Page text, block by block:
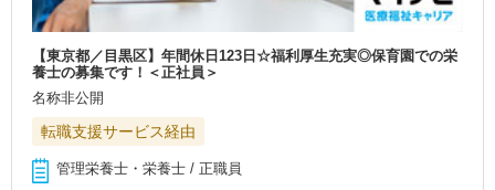
【東京都／目黒区】年間休日123日☆福利厚生充実◎保育園での栄
養士の募集です！＜正社員＞
名称非公開
転職支援サービス経由
管理栄養士・栄養士 / 正職員